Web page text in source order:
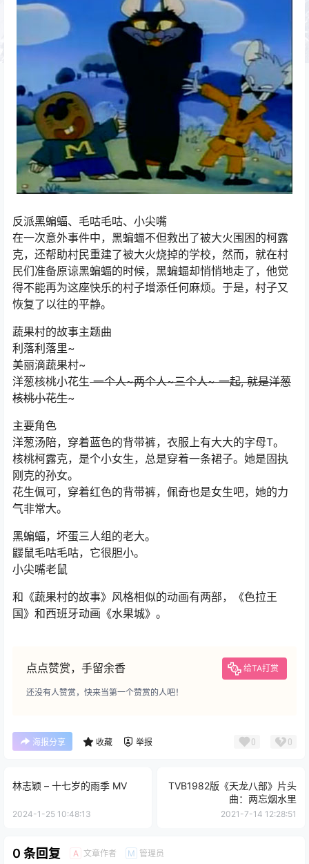
反派黑蝙蝠、毛咕毛咕、小尖嘴
在一次意外事件中，黑蝙蝠不但救出了被大火围困的柯露
克，还帮助村民重建了被大火烧掉的学校，然而，就在村
民们准备原谅黑蝙蝠的时候，黑蝙蝠却悄悄地走了，他觉
得不能再为这座快乐的村子增添任何麻烦。于是，村子又
恢复了以往的平静。
蔬果村的故事主题曲
利落利落里~
美丽滴蔬果村~
洋葱核桃小花生一个人~两个人~三个人~ 一起, 就是洋葱
核桃小花生~
主要角色
洋葱汤陪，穿着蓝色的背带裤，衣服上有大大的字母T。
核桃柯露克，是个小女生，总是穿着一条裙子。她是固执
刚克的孙女。
花生佩可，穿着红色的背带裤，佩奇也是女生吧，她的力
气非常大。
黑蝙蝠，坏蛋三人组的老大。
鼹鼠毛咕毛咕，它很胆小。
小尖嘴老鼠
和《蔬果村的故事》风格相似的动画有两部，《色拉王
国》和西班牙动画《水果城》。
点点赞赏，手留余香 给TA打赏
还没有人赞赏，快来当第一个赞赏的人吧！
海报分享 收藏 举报 0 0
林志颖 – 十七岁的雨季 MV
2024-1-25 10:48:13
TVB1982版《天龙八部》片头
曲：两忘烟水里
2021-7-14 12:28:51
0 条回复 A 文章作者 M 管理员